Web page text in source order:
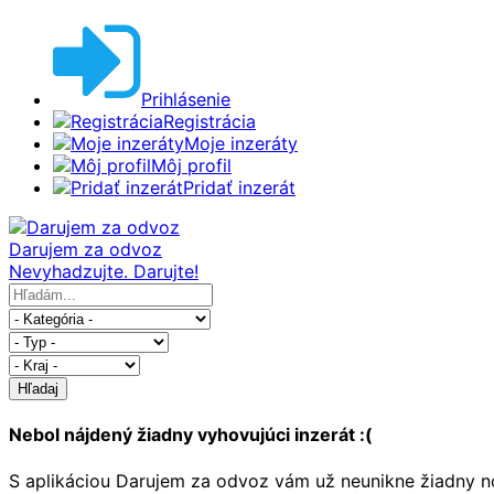
Prihlásenie
Registrácia
Moje inzeráty
Môj profil
Pridať inzerát
Darujem za odvoz
Nevyhadzujte. Darujte!
Hľadaj
Nebol nájdený žiadny vyhovujúci inzerát :(
S aplikáciou Darujem za odvoz vám už neunikne žiadny